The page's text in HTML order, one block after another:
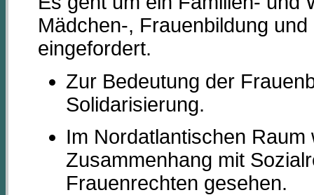
Mädchen-, Frauenbildung
eingefordert.
Zur Bedeutung der
Solidarisierung.
Im Nordatlantischen
Zusammenhang mit
Frauenrechten gesehen.